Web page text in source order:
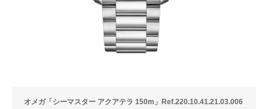
オメガ「シーマスター アクアテラ 150m」Ref.220.10.41.21.03.006